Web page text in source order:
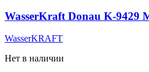
WasserKraft Donau K-9429
WasserKRAFT
Нет в наличии